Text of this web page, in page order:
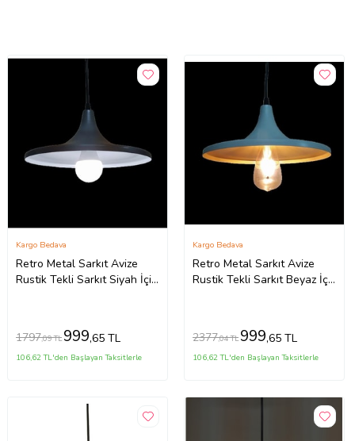
Retro Metal Sarkıt Avize
Rustik Tekli Sarkıt Siyah İçi
Kargo Bedava
1797,09 TL 999,65 TL
106,62 TL'den Başlayan Taksitlerle
Retro Metal Sarkıt Avize
Rustik Tekli Sarkıt Beyaz İçi
Kargo Bedava
2377,04 TL 999,65 TL
106,62 TL'den Başlayan Taksitlerle